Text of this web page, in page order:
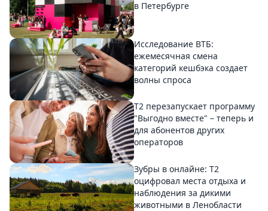
в Петербурге
Исследование ВТБ:
ежемесячная смена
категорий кешбэка создает
волны спроса
Т2 перезапускает программу
"Выгодно вместе" – теперь и
для абонентов других
операторов
Зубры в онлайне: Т2
оцифровал места отдыха и
наблюдения за дикими
животными в Ленобласти